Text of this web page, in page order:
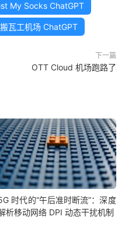
My Socks ChatGPT
搬瓦工机场 ChatGPT
下一篇
OTT Cloud 机场跑路了
时代的“午后准时断流”：深度
析移动网络 DPI 动态干扰机制